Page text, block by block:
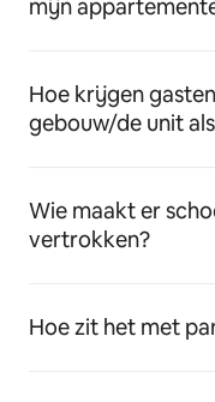
mijn
Hoe krijgen
gebouw/de unit
Wie maakt er
vertrokken?
Hoe zit het met